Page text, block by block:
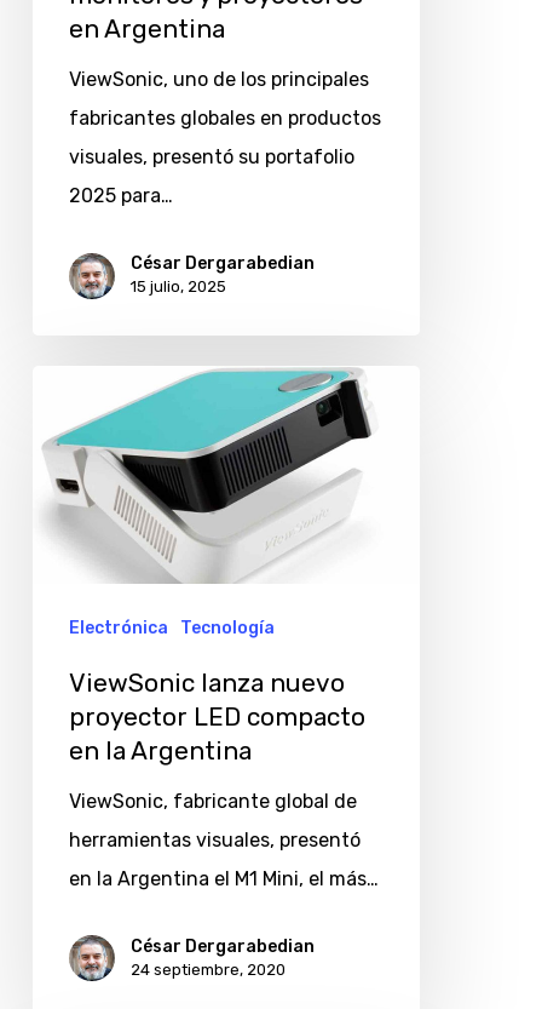
proyectores
Argentina
en Argentina
ViewSonic, uno de los principales
fabricantes globales en productos
visuales, presentó su portafolio
2025 para…
César Dergarabedian
15 julio, 2025
lanza
nuevo
proyector
LED
compacto
Argentina
Electrónica Tecnología
ViewSonic lanza nuevo
proyector LED compacto
en la Argentina
ViewSonic, fabricante global de
herramientas visuales, presentó
en la Argentina el M1 Mini, el más…
César Dergarabedian
24 septiembre, 2020